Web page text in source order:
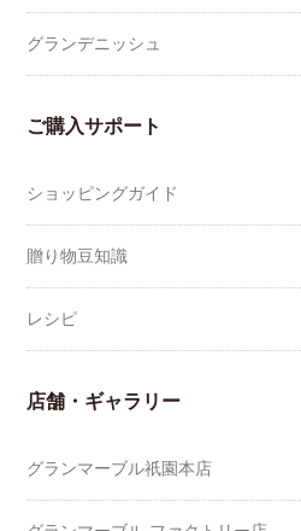
グランデニッシュ
ご購入サポート
ショッピングガイド
贈り物豆知識
レシピ
店舗・ギャラリー
グランマーブル祇園本店